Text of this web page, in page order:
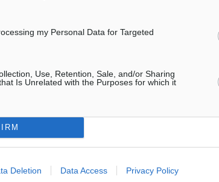
my Personal Data for Targeted
Use, Retention, Sale, and/or Sharing
Is Unrelated with the Purposes for which it
Deletion Data Access Privacy Policy